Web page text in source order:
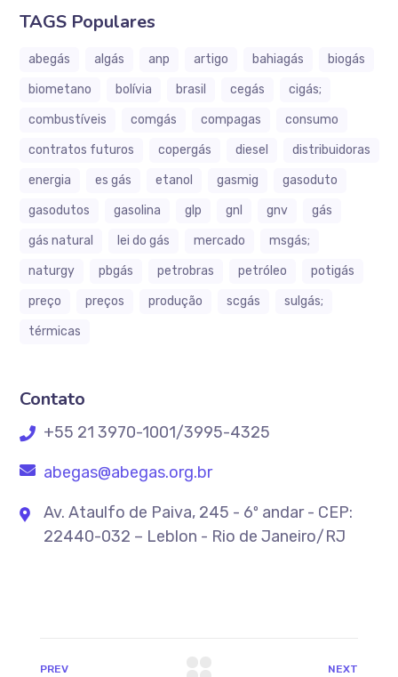
TAGS Populares
abegás algás anp artigo bahiagás
biogás
biometano
bolívia brasil cegás
cigás;
combustíveis
comgás compagas
consumo
contratos futuros
copergás diesel
distribuidoras
energia
es gás etanol gasmig
gasoduto
gasodutos
gasolina glp gnl gnv
gás
gás natural
lei do gás mercado
msgás;
naturgy
pbgás petrobras petróleo
potigás
preço
preços produção scgás
sulgás;
térmicas
Contato
+55 21 3970-1001/3995-4325
abegas@abegas.org.br
Av. Ataulfo de Paiva, 245 - 6º andar - CEP:
22440-032 – Leblon - Rio de Janeiro/RJ
PREV NEXT